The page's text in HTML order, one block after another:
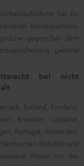
hat für
Konsequenzen.
gegenüber dem
geltend
bei nicht
Estland, Finnland,
Kroatien, Lettland,
Portugal, Schweden,
Republik und
Waren von der